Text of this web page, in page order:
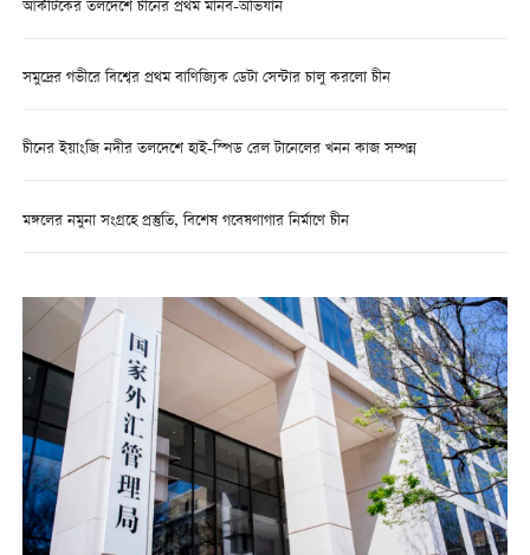
আর্কটিকের তলদেশে চীনের প্রথম মানব-অভিযান
সমুদ্রের গভীরে বিশ্বের প্রথম বাণিজ্যিক ডেটা সেন্টার চালু করলো চীন
চীনের ইয়াংজি নদীর তলদেশে হাই-স্পিড রেল টানেলের খনন কাজ সম্পন্ন
মঙ্গলের নমুনা সংগ্রহে প্রস্তুতি, বিশেষ গবেষণাগার নির্মাণে চীন